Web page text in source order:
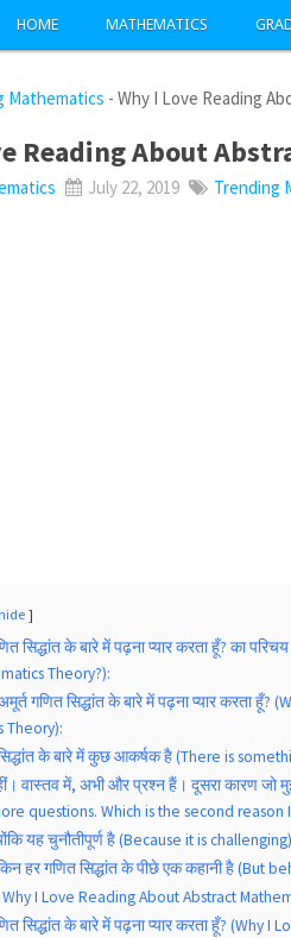
HOME MATHEMATICS
Mathematics -Why I Love Reading
Reading About
July 22, 2019 Trending
hide
सिद्धांत के बारे में पढ़ना प्यार करता हूँ? का
Theory?):
गणित सिद्धांत के बारे में पढ़ना प्यार करता
Theory):
के बारे में कुछ आकर्षक है (There is
वास्तव में, अभी और प्रश्न हैं। दूसरा कारण जो
questions. Which is the second
यह चुनौतीपूर्ण है (Because it is
हर गणित सिद्धांत के पीछे एक कहानी है (But
Why I Love Reading About Abstract
सिद्धांत के बारे में पढ़ना प्यार करता हूँ?